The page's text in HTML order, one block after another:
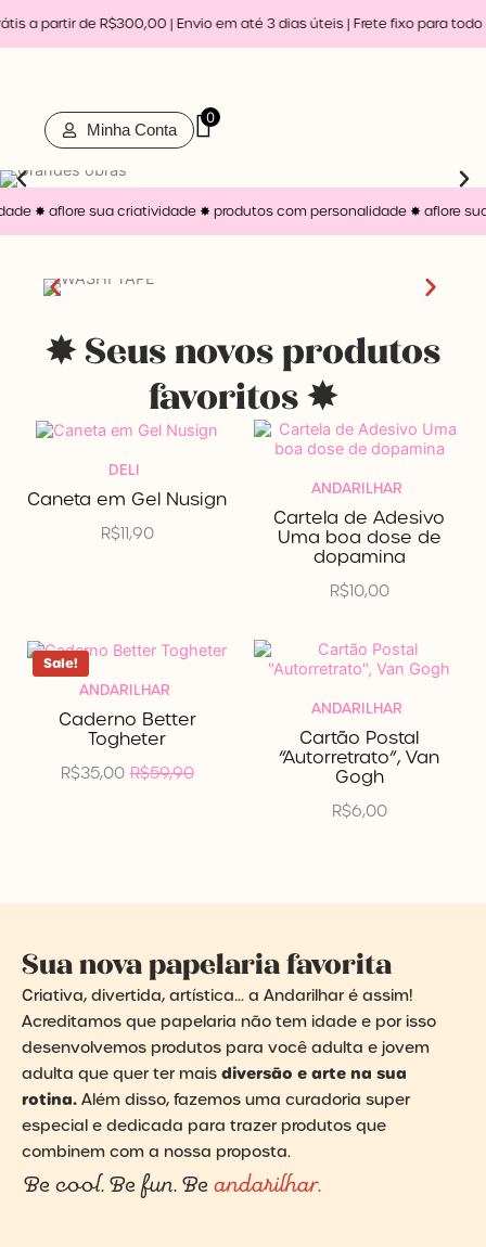
a partir de R$300,00 | Envio em até 3 dias úteis |Frete fixo para todo
Minha Conta
0
✸ aflore sua criatividade ✸produtos com personalidade ✸ aflore
✸ Seus novos produtos
favoritos ✸
DELI
Caneta em Gel Nusign
R$11,90
ANDARILHAR
Cartela de Adesivo
Uma boa dose de
dopamina
R$10,00
Sale!
ANDARILHAR
Caderno Better
Togheter
R$59,90
O
original
era:
R$59,90.
R$35,00
O
atual
é:
R$35,00.
ANDARILHAR
Cartão Postal
“Autorretrato”, Van
Gogh
R$6,00
Sua nova papelaria favorita
Criativa, divertida, artística… a Andarilhar é assim!
Acreditamos que papelaria não tem idade e por isso
desenvolvemos produtos para você adulta e jovem
adulta que quer ter mais diversão e arte na sua
rotina. Além disso, fazemos uma curadoria super
especial e dedicada para trazer produtos que
combinem com a nossa proposta.
Be cool. Be fun. Be andarilhar.